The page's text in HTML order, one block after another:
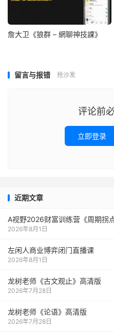
詹大卫《狼群 – 網聊神技課》
留言与报错 抢沙发
评论前
立即登录
近期文章
A视野2026财富训练营《周期拐
2026年8月1日
左闲人商业博弈闭门直播课
2026年8月1日
龙树老师《古文观止》高清版
2026年7月28日
龙树老师《论语》高清版
2026年7月28日